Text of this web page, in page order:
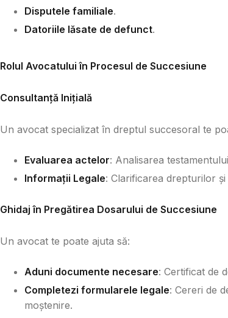
Disputele familiale.
Datoriile lăsate de defunct.
Rolul Avocatului în Procesul de Succesiune
Consultanță Inițială
Un avocat specializat în dreptul succesoral te
Evaluarea actelor: Analisarea
Informații Legale: Clarificarea drepturilor
Ghidaj în Pregătirea Dosarului de Succesiune
Un avocat te poate ajuta să:
Aduni documente necesare: Certificat de
Completezi formularele legale: Cereri de
moștenire.